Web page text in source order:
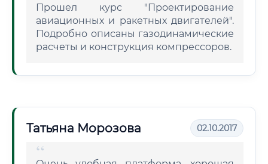
Прошел курс "Проектирование
авиационных и ракетных двигателей".
Подробно описаны газодинамические
расчеты и конструкция компрессоров.
Татьяна Морозова 02.10.2017